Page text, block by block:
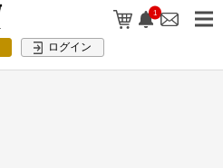
1
ログイン